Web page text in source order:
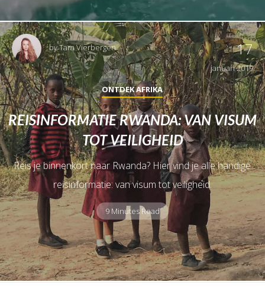
byTara Vierbergen 17
januari 2019
ONTDEK AFRIKA
REISINFORMATIE RWANDA: VAN VISUM
TOT VEILIGHEID
Reis je binnenkort naar Rwanda? Hier vind je alle handige
reisinformatie: van visum tot veiligheid.
9 Minutes Read